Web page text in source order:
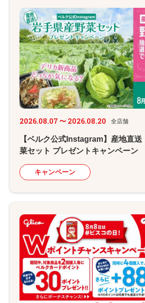
2026.08.07 〜 2026.08.20 全店舗
【ベルク公式Instagram】産地直送
菜セット プレゼントキャンペーン
キャンペーン